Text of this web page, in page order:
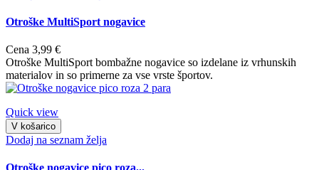
Otroške MultiSport nogavice
Cena 3,99 €
Otroške MultiSport bombažne nogavice so izdelane iz vrhunskih
materialov in so primerne za vse vrste športov.
Quick view
V košarico
Dodaj na seznam želja